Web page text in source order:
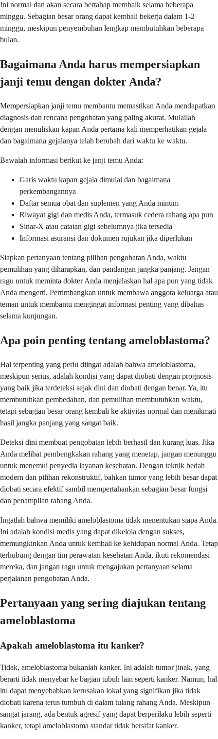
Ini normal dan akan secara bertahap membaik selama beberapa
minggu. Sebagian besar orang dapat kembali bekerja dalam 1-2
minggu, meskipun penyembuhan lengkap membutuhkan beberapa
bulan.
Bagaimana Anda harus mempersiapkan
janji temu dengan dokter Anda?
Mempersiapkan janji temu membantu memastikan Anda mendapatkan
diagnosis dan rencana pengobatan yang paling akurat. Mulailah
dengan menuliskan kapan Anda pertama kali memperhatikan gejala
dan bagaimana gejalanya telah berubah dari waktu ke waktu.
Bawalah informasi berikut ke janji temu Anda:
Garis waktu kapan gejala dimulai dan bagaimana
perkembangannya
Daftar semua obat dan suplemen yang Anda minum
Riwayat gigi dan medis Anda, termasuk cedera rahang apa pun
Sinar-X atau catatan gigi sebelumnya jika tersedia
Informasi asuransi dan dokumen rujukan jika diperlukan
Siapkan pertanyaan tentang pilihan pengobatan Anda, waktu
pemulihan yang diharapkan, dan pandangan jangka panjang. Jangan
ragu untuk meminta dokter Anda menjelaskan hal apa pun yang tidak
Anda mengerti. Pertimbangkan untuk membawa anggota keluarga atau
teman untuk membantu mengingat informasi penting yang dibahas
selama kunjungan.
Apa poin penting tentang ameloblastoma?
Hal terpenting yang perlu diingat adalah bahwa ameloblastoma,
meskipun serius, adalah kondisi yang dapat diobati dengan prognosis
yang baik jika terdeteksi sejak dini dan diobati dengan benar. Ya, itu
membutuhkan pembedahan, dan pemulihan membutuhkan waktu,
tetapi sebagian besar orang kembali ke aktivitas normal dan menikmati
hasil jangka panjang yang sangat baik.
Deteksi dini membuat pengobatan lebih berhasil dan kurang luas. Jika
Anda melihat pembengkakan rahang yang menetap, jangan menunggu
untuk menemui penyedia layanan kesehatan. Dengan teknik bedah
modern dan pilihan rekonstruktif, bahkan tumor yang lebih besar dapat
diobati secara efektif sambil mempertahankan sebagian besar fungsi
dan penampilan rahang Anda.
Ingatlah bahwa memiliki ameloblastoma tidak menentukan siapa Anda.
Ini adalah kondisi medis yang dapat dikelola dengan sukses,
memungkinkan Anda untuk kembali ke kehidupan normal Anda. Tetap
terhubung dengan tim perawatan kesehatan Anda, ikuti rekomendasi
mereka, dan jangan ragu untuk mengajukan pertanyaan selama
perjalanan pengobatan Anda.
Pertanyaan yang sering diajukan tentang
ameloblastoma
Apakah ameloblastoma itu kanker?
Tidak, ameloblastoma bukanlah kanker. Ini adalah tumor jinak, yang
berarti tidak menyebar ke bagian tubuh lain seperti kanker. Namun, hal
itu dapat menyebabkan kerusakan lokal yang signifikan jika tidak
diobati karena terus tumbuh di dalam tulang rahang Anda. Meskipun
sangat jarang, ada bentuk agresif yang dapat berperilaku lebih seperti
kanker, tetapi ameloblastoma standar tidak bersifat kanker.